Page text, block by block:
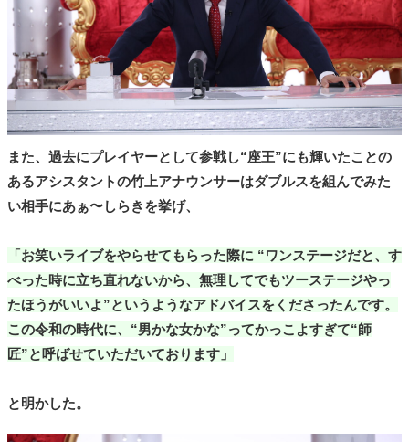
また、過去にプレイヤーとして参戦し“座王”にも輝いたことの
あるアシスタントの竹上アナウンサーはダブルスを組んでみた
い相手にあぁ〜しらきを挙げ、
「お笑いライブをやらせてもらった際に “ワンステージだと、す
べった時に立ち直れないから、無理してでもツーステージやっ
たほうがいいよ”というようなアドバイスをくださったんです。
この令和の時代に、“男かな女かな”ってかっこよすぎて“師
匠”と呼ばせていただいております」
と明かした。